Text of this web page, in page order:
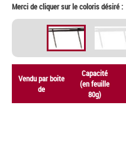
Merci de cliquer sur le coloris désiré :
Vendu par boite
de
Capacité
(en feuille
80g)